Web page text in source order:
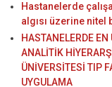
Hastanelerde
algısı üzerine nitel
HASTANELERDE
ANALİTİK
ÜNİVERSİTESİ TIP
UYGULAMA